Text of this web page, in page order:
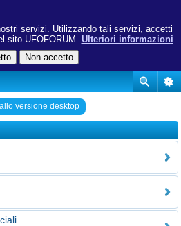
servizi. Utilizzando tali servizi, accetti
sito UFOFORUM. Ulteriori informazioni
versione desktop